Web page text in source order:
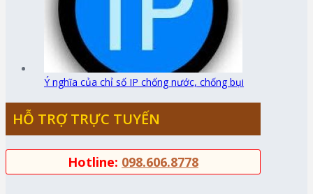
Ý nghĩa của chỉ số IP chống nước, chống bụi
HỖ TRỢ TRỰC TUYẾN
Hotline: 098.606.8778